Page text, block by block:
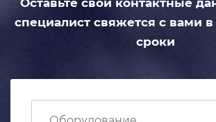
специалист свяжется с вами
сроки